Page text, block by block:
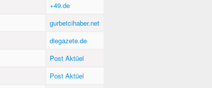
+49.de
gurbetcihaber.net
diegazete.de
Post Aktüel
Post Aktüel